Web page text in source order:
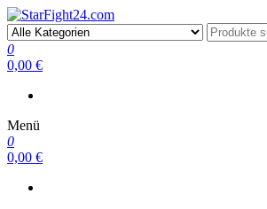
StarFight24.com
Kampfsportartikel
0
0,00 €
Menü
0
0,00 €